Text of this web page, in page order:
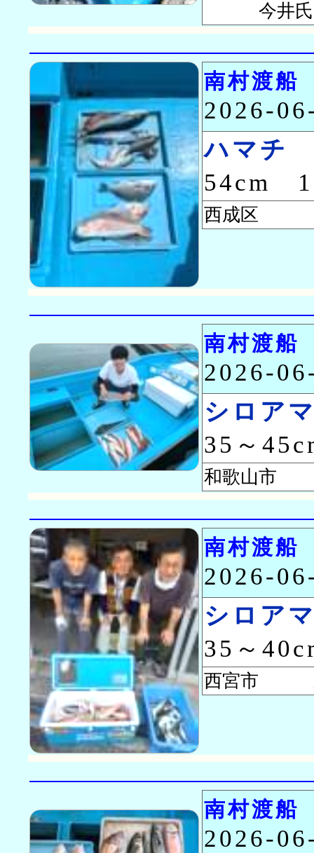
今井氏
南村渡船
2026-
ハマチ
54cm
西成区 高
南村渡船
2026-
シロア
35～
和歌山市
南村渡船
2026-
シロア
35～
西宮市 三
南村渡船
2026-